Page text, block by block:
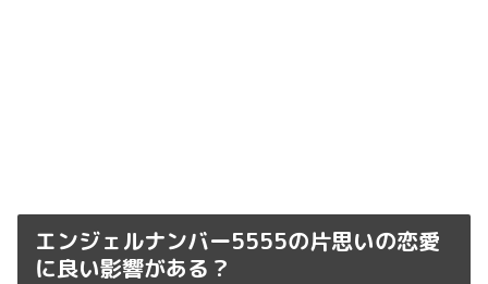
エンジェルナンバー5555の片思いの恋愛
に良い影響がある？